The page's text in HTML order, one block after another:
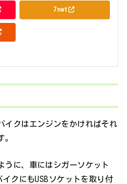
7net
イクはエンジンをかければそれ
。
うに、車にはシガーソケット
クにもUSBソケットを取り付